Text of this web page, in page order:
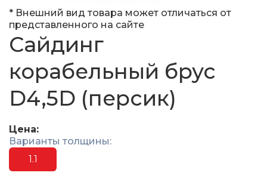
* Внешний вид товара может отличаться от
представленного на сайте
Сайдинг
корабельный брус
D4,5D (персик)
Цена:
Варианты толщины:
1.1